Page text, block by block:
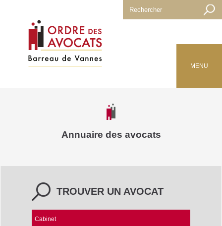
MENU
TROUVER UN AVOCAT
Cabinet
Annuaire des avocats